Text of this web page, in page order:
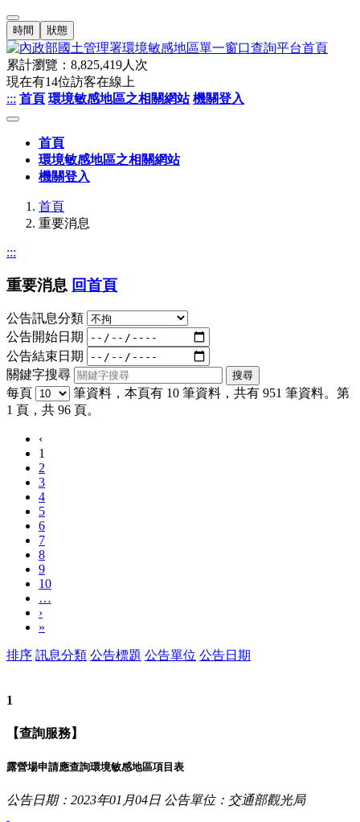
時間 狀態
累計瀏覽： 8,825,419人次
現在有14位訪客在線上
::: 首頁 環境敏感地區之相關網站 機關登入
首頁
環境敏感地區之相關網站
機關登入
首頁
重要消息
:::
重要消息 回首頁
公告訊息分類
公告開始日期
公告結束日期
關鍵字搜尋
每頁
筆資料，本頁有 10 筆資料，共有 951 筆資料。第
1 頁，共 96 頁。
‹
1
2
3
4
5
6
7
8
9
10
…
›
»
排序 訊息分類 公告標題 公告單位 公告日期
1
【查詢服務】
露營場申請應查詢環境敏感地區項目表
公告日期：2023年01月04日 公告單位：交通部觀光局